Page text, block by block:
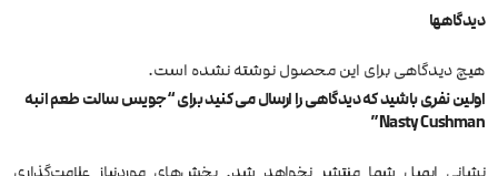
دیدگاهها
هیچ دیدگاهی برای این محصول نوشته نشده است.
اولین نفری باشید که دیدگاهی را ارسال می کنید برای “جویس سالت طعم انبه
Nasty Cushman”